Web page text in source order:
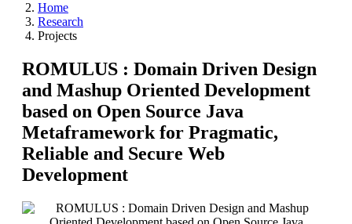
Home
Research
Projects
ROMULUS : Domain Driven Design
and Mashup Oriented Development
based on Open Source Java
Metaframework for Pragmatic,
Reliable and Secure Web
Development